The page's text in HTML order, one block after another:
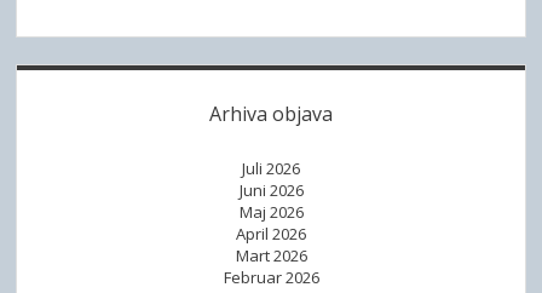
b
e
i
2
4
a
Arhiva objava
Juli 2026
Juni 2026
Maj 2026
April 2026
Mart 2026
Februar 2026